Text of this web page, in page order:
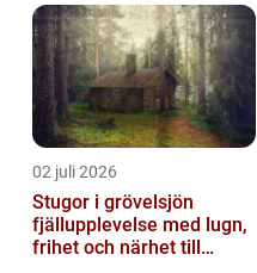
02 juli 2026
Stugor i grövelsjön
fjällupplevelse med lugn,
frihet och närhet till